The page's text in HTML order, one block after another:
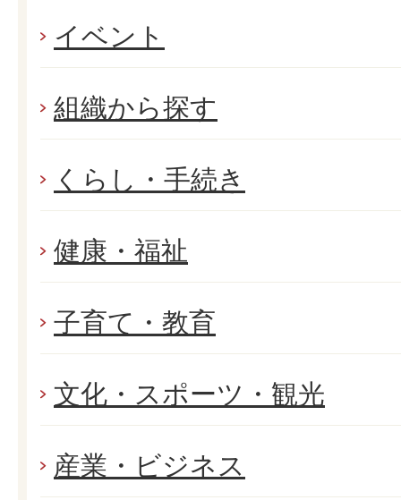
イベント
組織から探す
くらし・手続き
健康・福祉
子育て・教育
文化・スポーツ・観光
産業・ビジネス